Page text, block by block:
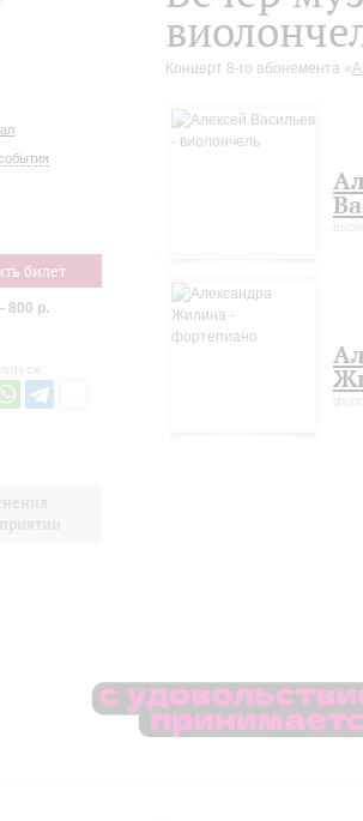
билет
800 р.
Концерт 8-го абонемента «